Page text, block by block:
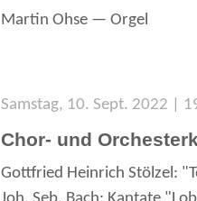
Martin Ohse — Orgel
Samstag, 10. Sept. 2022 |
Chor- und
Gottfried Heinrich Stölzel: